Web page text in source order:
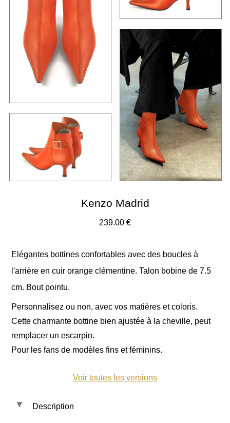
Kenzo Madrid
239.00 €
Elégantes bottines confortables avec des boucles à
l'arrière en cuir orange clémentine. Talon bobine de 7.5
cm. Bout pointu.
Personnalisez ou non, avec vos matières et coloris.
Cette charmante bottine bien ajustée à la cheville, peut
remplacer un escarpin.
Pour les fans de modèles fins et féminins.
Voir toutes les versions
Description